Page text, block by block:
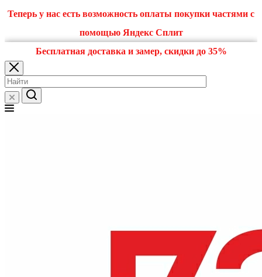
Теперь у нас есть возможность оплаты покупки частями с
помощью Яндекс Сплит
Бесплатная доставка и замер, скидки до 35%